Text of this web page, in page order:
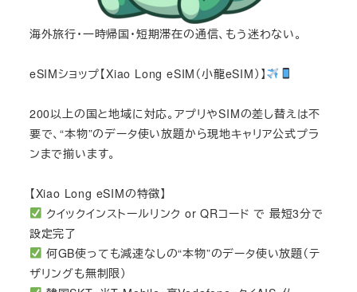
海外旅行・一時帰国・短期滞在の通信、もう迷わない。
eSIMショップ【Xiao Long eSIM（小龍eSIM）】
200以上の国と地域に対応。アプリやSIMの差し替えは不
要で、“本物”のデータ使い放題から現地キャリア公式プラ
ンまで揃います。
【Xiao Long eSIMの特徴】
クイックインストールリンク or QRコード で 最短3分で
設定完了
何GB使っても減速なしの“本物”のデータ使い放題（テ
ザリングも無制限）